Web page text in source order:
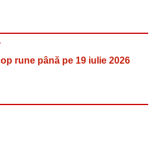
rune până pe 19 iulie 2026